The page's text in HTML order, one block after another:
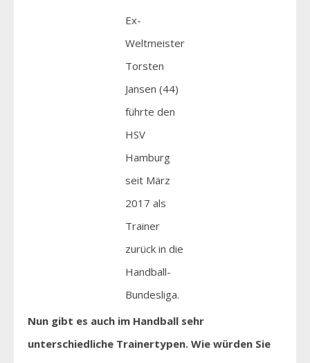
Ex-
Weltmeister
Torsten
Jansen (44)
führte den
HSV
Hamburg
seit März
2017 als
Trainer
zurück in die
Handball-
Bundesliga.
Nun gibt es auch im Handball sehr
unterschiedliche Trainertypen. Wie würden Sie